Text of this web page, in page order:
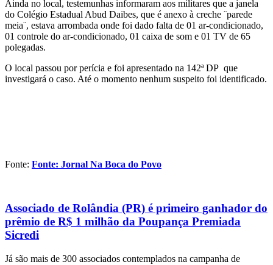
Ainda no local, testemunhas informaram aos militares que a janela
do Colégio Estadual Abud Daibes, que é anexo à creche ¨parede
meia¨, estava arrombada onde foi dado falta de 01 ar-condicionado,
01 controle do ar-condicionado, 01 caixa de som e 01 TV de 65
polegadas.
O local passou por perícia e foi apresentado na 142ª DP que
investigará o caso. Até o momento nenhum suspeito foi identificado.
Fonte: Fonte: Jornal Na Boca do Povo
Associado de Rolândia (PR) é primeiro ganhador do
prêmio de R$ 1 milhão da Poupança Premiada
Sicredi
Já são mais de 300 associados contemplados na campanha de